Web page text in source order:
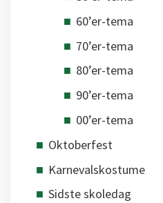
60’er-tema
70’er-tema
80’er-tema
90’er-tema
00’er-tema
Oktoberfest
Karnevalskostume
Sidste skoledag